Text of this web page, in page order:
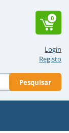
Login
Registo
Pesquisar
0